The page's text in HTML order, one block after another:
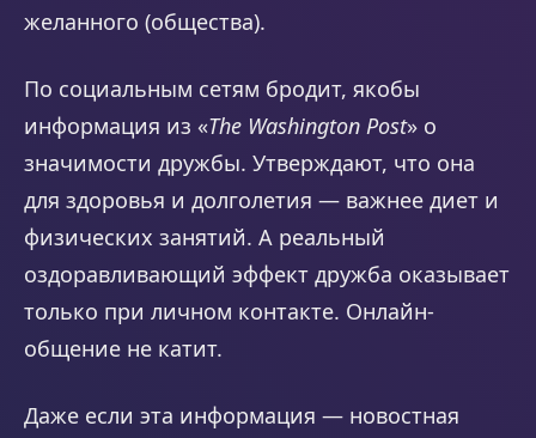
желанного (общества).
По социальным сетям бродит, якобы
информация из «The Washington Post» о
значимости дружбы. Утверждают, что она
для здоровья и долголетия — важнее диет и
физических занятий. А реальный
оздоравливающий эффект дружба оказывает
только при личном контакте. Онлайн-
общение не катит.
Даже если эта информация — новостная